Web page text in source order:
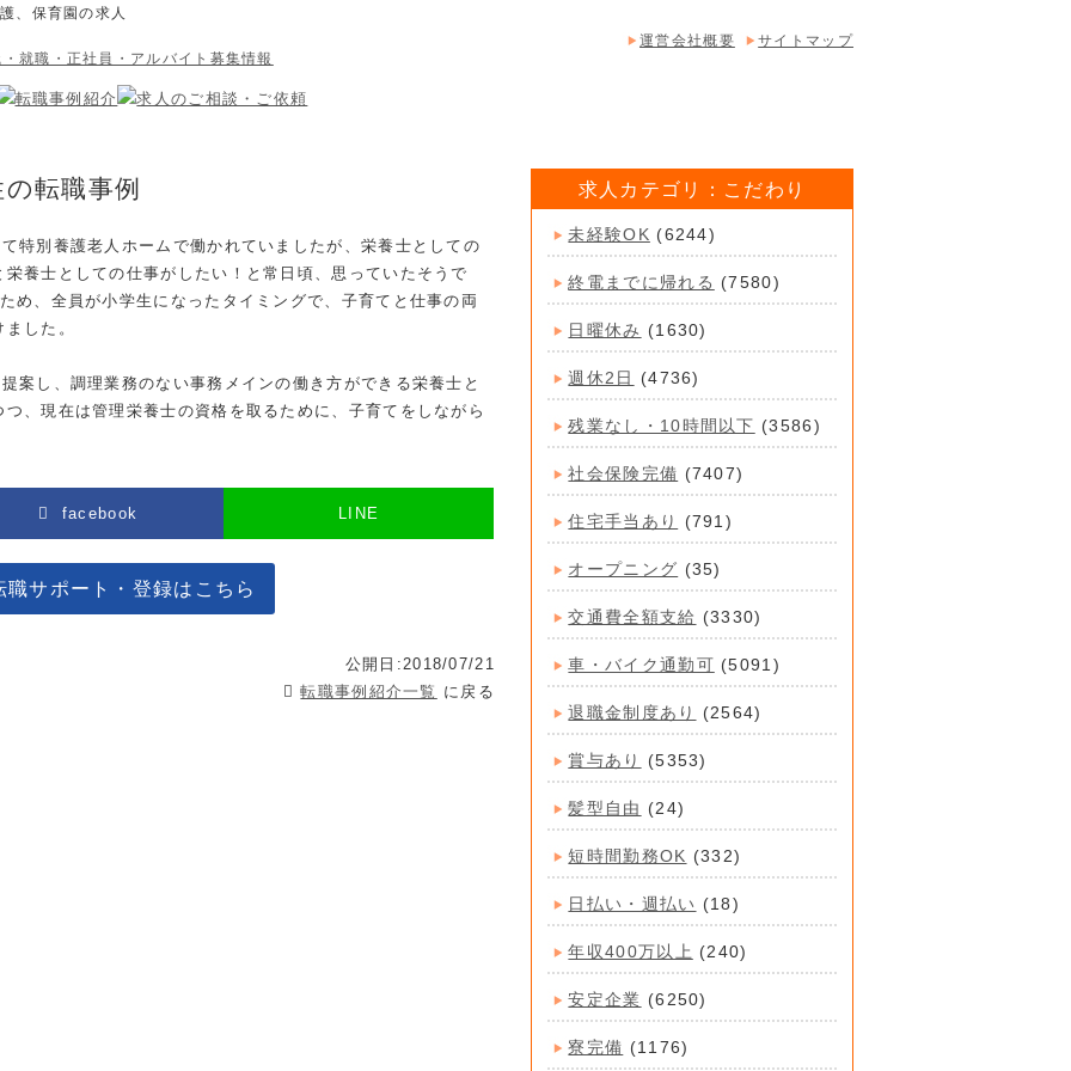
、保育園の求人
運営会社概要
サイトマップ
転職事例
特別養護老人ホームで働かれていましたが、栄養士としての
養士としての仕事がしたい！と常日頃、思っていたそうで
め、全員が小学生になったタイミングで、子育てと仕事の両
した。
案し、調理業務のない事務メインの働き方ができる栄養士と
、現在は管理栄養士の資格を取るために、子育てをしながら
facebook LINE
サポート・登録はこちら
公開日:2018/07/21
転職事例紹介一覧 に戻る
求人カテゴリ：こだわり
未経験OK (6244)
終電までに帰れる (7580)
日曜休み (1630)
週休2日 (4736)
残業なし・10時間以下 (3586)
社会保険完備 (7407)
住宅手当あり (791)
オープニング (35)
交通費全額支給 (3330)
車・バイク通勤可 (5091)
退職金制度あり (2564)
賞与あり (5353)
髪型自由 (24)
短時間勤務OK (332)
日払い・週払い (18)
年収400万以上 (240)
安定企業 (6250)
寮完備 (1176)